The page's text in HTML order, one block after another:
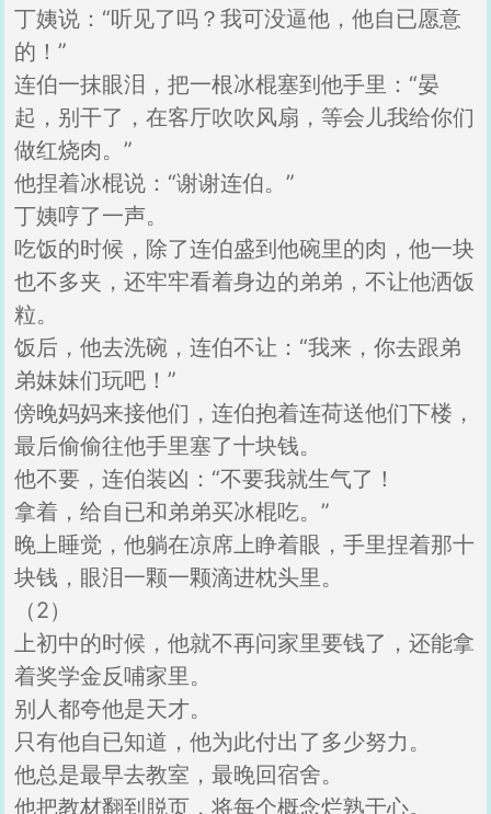
丁姨说：“听见了吗？我可没逼他，他自已愿意
的！”
连伯一抹眼泪，把一根冰棍塞到他手里：“晏
起，别干了，在客厅吹吹风扇，等会儿我给你们
做红烧肉。”
他捏着冰棍说：“谢谢连伯。”
丁姨哼了一声。
吃饭的时候，除了连伯盛到他碗里的肉，他一块
也不多夹，还牢牢看着身边的弟弟，不让他洒饭
粒。
饭后，他去洗碗，连伯不让：“我来，你去跟弟
弟妹妹们玩吧！”
傍晚妈妈来接他们，连伯抱着连荷送他们下楼，
最后偷偷往他手里塞了十块钱。
他不要，连伯装凶：“不要我就生气了！
拿着，给自已和弟弟买冰棍吃。”
晚上睡觉，他躺在凉席上睁着眼，手里捏着那十
块钱，眼泪一颗一颗滴进枕头里。
（2）
上初中的时候，他就不再问家里要钱了，还能拿
着奖学金反哺家里。
别人都夸他是天才。
只有他自已知道，他为此付出了多少努力。
他总是最早去教室，最晚回宿舍。
他把教材翻到脱页，将每个概念烂熟于心。